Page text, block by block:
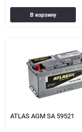
В корзину
ATLAS AGM SA 59521